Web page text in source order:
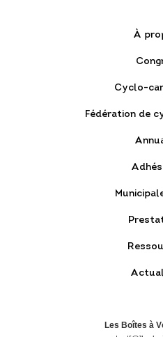
À
Cyclo-
Fédération de
Les Boîtes à